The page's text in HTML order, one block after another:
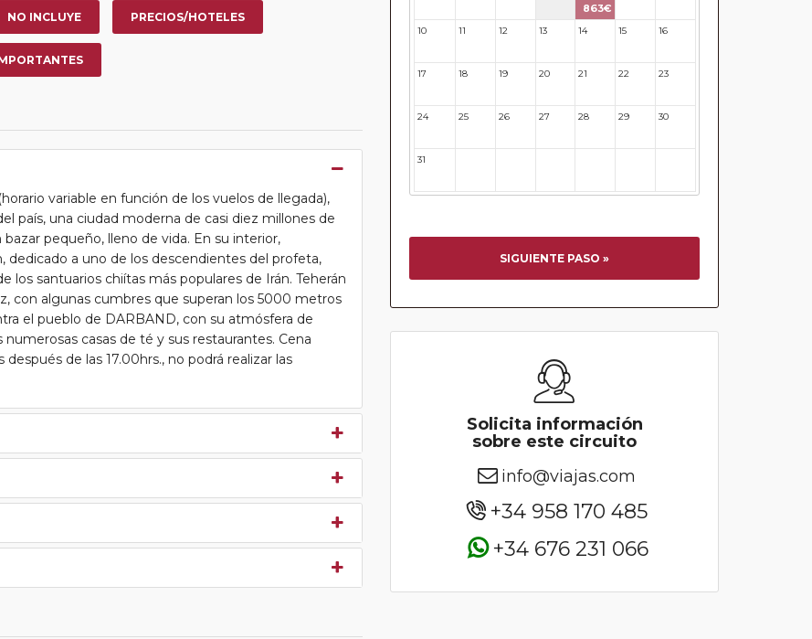
NO INCLUYE PRECIOS/HOTELES
variable en función de los vuelos de llegada),
país, una ciudad moderna de casi diez millones de
pequeño, lleno de vida. En su interior,
a uno de los descendientes del profeta,
los santuarios chiítas más populares de Irán. Teherán
con algunas cumbres que superan los 5000 metros
el pueblo de DARBAND, con su atmósfera de
casas de té y sus restaurantes. Cena
de las 17.00hrs., no podrá realizar las
863€
10 11 12 13 14 15 16
17 18 19 20 21 22 23
24 25 26 27 28 29 30
31
SIGUIENTE PASO »
Solicita información
sobre este circuito
info@viajas.com
+34 958 170 485
+34 676 231 066